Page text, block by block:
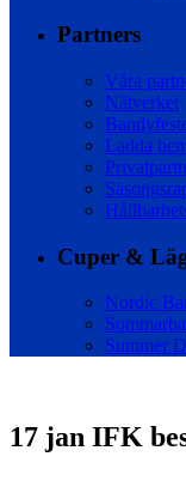
Partners
Våra
Nätverket
Ladda
Cuper &
Nordic
Summer
17 jan IFK